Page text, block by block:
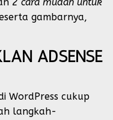
gambarnya,
ADSENSE
WordPress cukup
langkah-